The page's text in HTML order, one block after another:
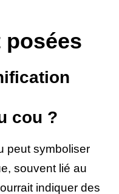
cou ?
peut symboliser
souvent lié au
indiquer des